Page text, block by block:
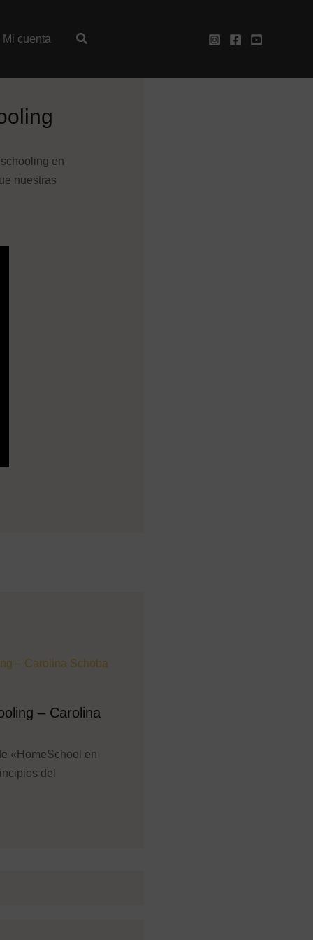
Mi cuenta
en
nuestras
– Carolina
«HomeSchool en
del